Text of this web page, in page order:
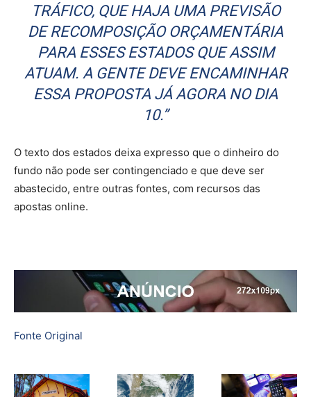
TRÁFICO, QUE HAJA UMA PREVISÃO
DE RECOMPOSIÇÃO ORÇAMENTÁRIA
PARA ESSES ESTADOS QUE ASSIM
ATUAM. A GENTE DEVE ENCAMINHAR
ESSA PROPOSTA JÁ AGORA NO DIA
10.”
O texto dos estados deixa expresso que o dinheiro do
fundo não pode ser contingenciado e que deve ser
abastecido, entre outras fontes, com recursos das
apostas online.
Fonte Original